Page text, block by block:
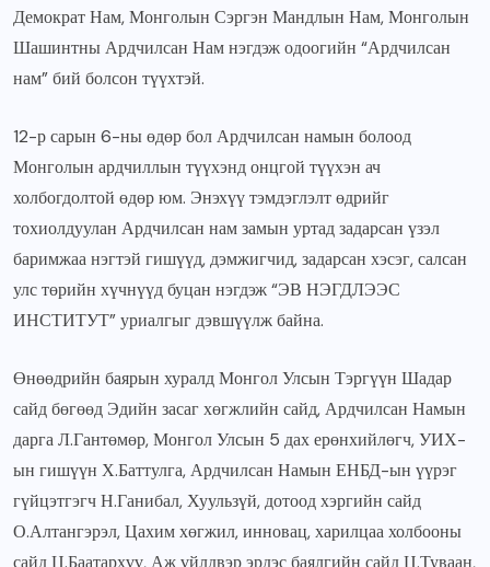
Демократ Нам, Монголын Сэргэн Мандлын Нам, Монголын
Шашинтны Ардчилсан Нам нэгдэж одоогийн “Ардчилсан
нам” бий болсон түүхтэй.
12-р сарын 6-ны өдөр бол Ардчилсан намын болоод
Монголын ардчиллын түүхэнд онцгой түүхэн ач
холбогдолтой өдөр юм. Энэхүү тэмдэглэлт өдрийг
тохиолдуулан Ардчилсан нам замын уртад задарсан үзэл
баримжаа нэгтэй гишүүд, дэмжигчид, задарсан хэсэг, салсан
улс төрийн хүчнүүд буцан нэгдэж “ЭВ НЭГДЛЭЭС
ИНСТИТУТ” уриалгыг дэвшүүлж байна.
Өнөөдрийн баярын хуралд Монгол Улсын Тэргүүн Шадар
сайд бөгөөд Эдийн засаг хөгжлийн сайд, Ардчилсан Намын
дарга Л.Гантөмөр, Монгол Улсын 5 дах ерөнхийлөгч, УИХ-
ын гишүүн Х.Баттулга, Ардчилсан Намын ЕНБД-ын үүрэг
гүйцэтгэгч Н.Ганибал, Хуульзүй, дотоод хэргийн сайд
О.Алтангэрэл, Цахим хөгжил, инновац, харилцаа холбооны